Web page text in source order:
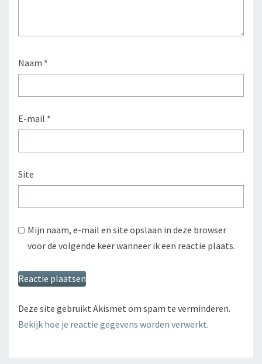
Naam *
E-mail *
Site
Mijn naam, e-mail en site opslaan in deze browser
voor de volgende keer wanneer ik een reactie plaats.
Deze site gebruikt Akismet om spam te verminderen.
Bekijk hoe je reactie gegevens worden verwerkt.